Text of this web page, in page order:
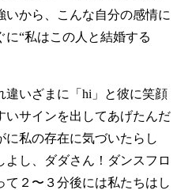
から、こんな自分の感情に
“私はこの人と結婚する
いざまに「hi」と彼に笑顔
いサインを出してあげたんだ
私の存在に気づいたらし
よし、ダダさん！ダンスフロ
２〜３分後には私たちはし